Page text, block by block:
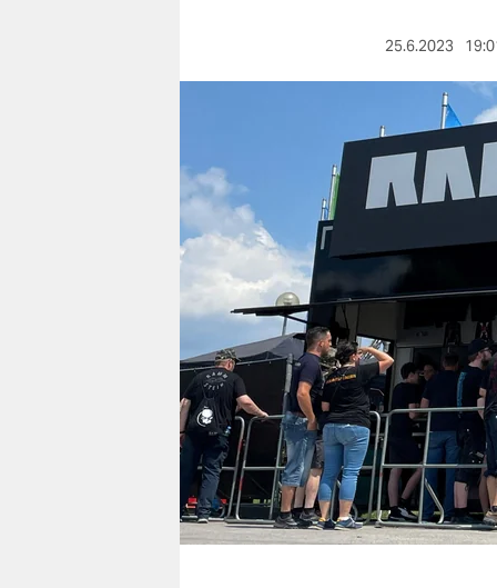
wahrheit
verlag
verlag
veranstaltungen
shop
fragen & hilfe
unterstützen
abo
genossenschaft
25.6.2023